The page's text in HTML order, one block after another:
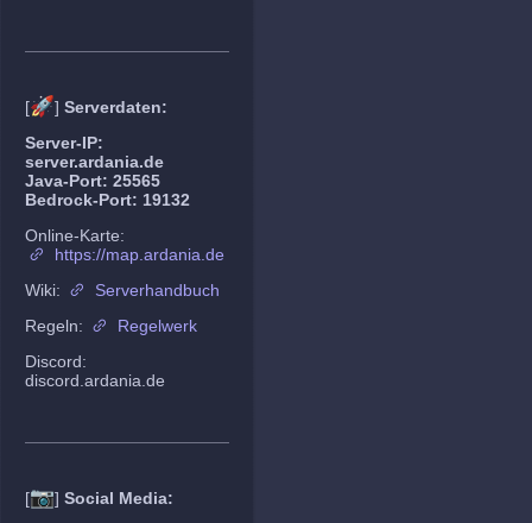
[🚀] Serverdaten:
Server-IP:
server.ardania.de
Java-Port: 25565
Bedrock-Port: 19132
Online-Karte:
https://map.ardania.de
Wiki:
Serverhandbuch
Regeln:
Regelwerk
Discord:
discord.ardania.de
[📷] Social Media: